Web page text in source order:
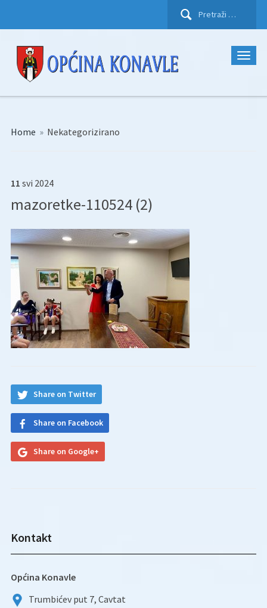
Pretraži:
Home » Nekategorizirano
11 svi 2024
mazoretke-110524 (2)
Share on Twitter
Share on Facebook
Share on Google+
Kontakt
Općina Konavle
Trumbićev put 7, Cavtat